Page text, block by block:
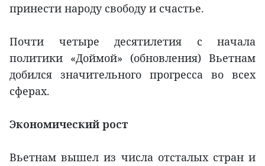
принести народу свободу и счастье.
Почти четыре десятилетия с начала
политики «Доймой» (обновления) Вьетнам
добился значительного прогресса во всех
сферах.
Экономический рост
Вьетнам вышел из числа отсталых стран и